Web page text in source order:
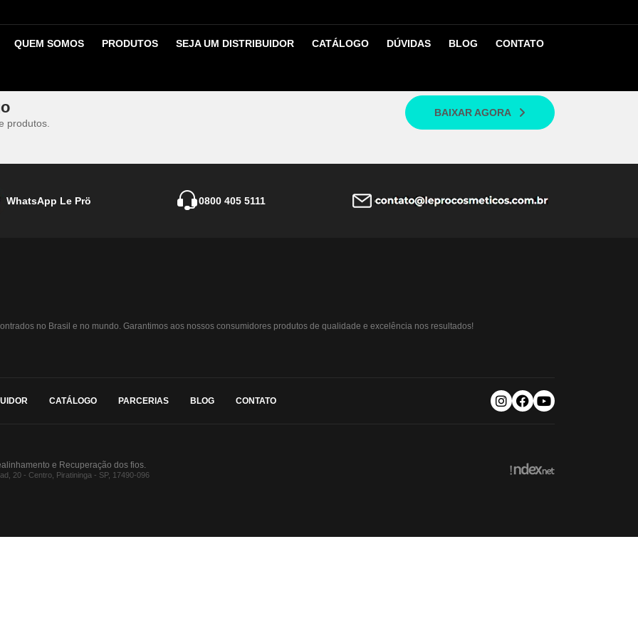
QUEM SOMOS PRODUTOS SEJA UM DISTRIBUIDOR CATÁLOGO DÚVIDAS BLOG CONTATO
com a cidade e região de destino. com o cadastro aprovado em nosso site, você pode consultar o valor de frete no
produtos.
BAIXAR AGORA
WhatsApp Le Prö 0800 405 5111
no Brasil e no mundo. Garantimos aos nossos consumidores produtos de qualidade e excelência nos resultados!
CATÁLOGO PARCERIAS BLOG CONTATO
e Recuperação dos fios.
20 - Centro, Piratininga - SP, 17490-096